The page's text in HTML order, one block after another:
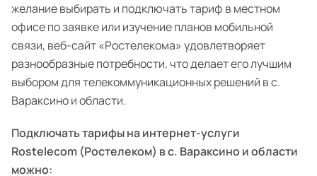
желание выбирать и подключать тариф в местном
офисе по заявке или изучение планов мобильной
связи, веб-сайт «Ростелекома» удовлетворяет
разнообразные потребности, что делает его лучшим
выбором для телекоммуникационных решений в с.
Вараксино и области.
Подключать тарифы на интернет-услуги
Rostelecom (Ростелеком) в с. Вараксино и области
можно: